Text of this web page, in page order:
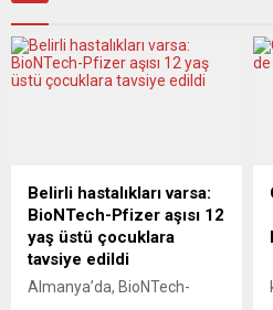
Belirli hastalıkları varsa:
BioNTech-Pfizer aşısı 12
yaş üstü çocuklara
tavsiye edildi
Almanya’da, BioNTech-